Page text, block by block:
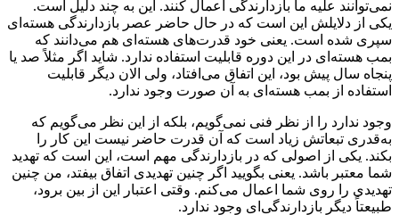
نمی‌توانند علیه ما بازدارندگی اعمال کنند. این به چند دلیل است.
یکی از دلایلش این است که در حال حاضر عصر بازدارندگی هسته‌ای
سپری شده است. یعنی خود قدرت‌های هسته‌ای هم می‌دانند که
بمب هسته‌ای در این دوره قابلیت استفاده ندارد. شاید اگر مثلاً صد یا
پنجاه سال پیش بود، این اتفاق می‌افتاد، ولی الان دیگر قابلیت
استفاده از بمب هسته‌ای به آن صورت وجود ندارد.
وجود ندارد را از نظر فنی نمی‌گویم، بلکه از این نظر می‌گویم که
به‌قدری تبعاتش زیاد است که آن قدرت حاضر نیست این کار را
بکند. یکی از اصولی که در بازدارندگی مهم است، این است که تهدید
شما معتبر باشد. یعنی بگویید اگر چنین تهدیدی اتفاق بیفتد، من چنین
تهدیدی را روی شما اعمال می‌کنم. وقتی اعتبار این از بین برود،
طبیعتاً دیگر بازدارندگی‌ای وجود ندارد.